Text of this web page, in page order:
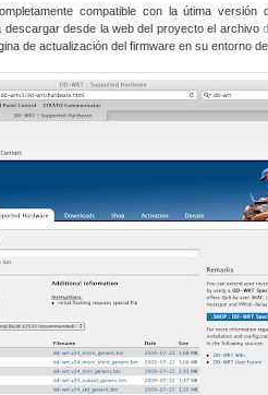
compatible con la útima
descargar desde la web del proyecto el archivo
de actualización del firmware en su entorno